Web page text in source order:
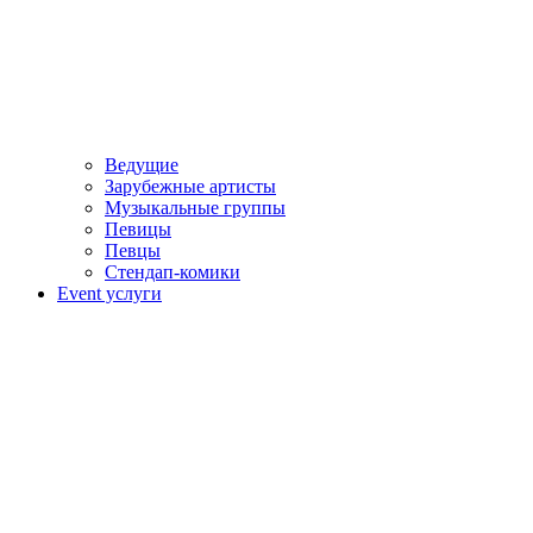
Ведущие
Зарубежные артисты
Музыкальные группы
Певицы
Певцы
Стендап-комики
Event услуги